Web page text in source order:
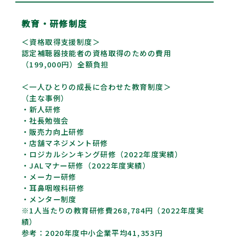
教育・研修制度
＜資格取得支援制度＞
認定補聴器技能者の資格取得のための費用
（199,000円）全額負担
＜一人ひとりの成長に合わせた教育制度＞
（主な事例）
・新人研修
・社長勉強会
・販売力向上研修
・店舗マネジメント研修
・ロジカルシンキング研修（2022年度実績）
・JALマナー研修（2022年度実績）
・メーカー研修
・耳鼻咽喉科研修
・メンター制度
※1人当たりの教育研修費268,784円（2022年度実
績）
参考：2020年度中小企業平均41,353円